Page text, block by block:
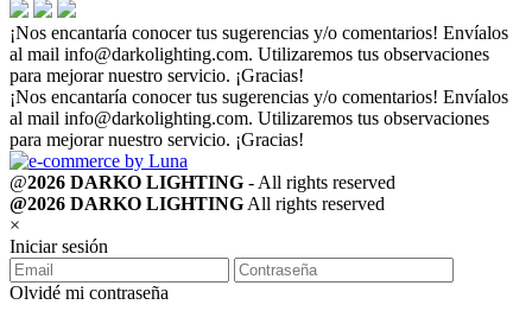
¡Nos encantaría conocer tus sugerencias y/o comentarios! Envíalos
al mail info@darkolighting.com. Utilizaremos tus observaciones
para mejorar nuestro servicio. ¡Gracias!
¡Nos encantaría conocer tus sugerencias y/o comentarios! Envíalos
al mail info@darkolighting.com. Utilizaremos tus observaciones
para mejorar nuestro servicio. ¡Gracias!
@2026 DARKO LIGHTING - All rights reserved
@2026 DARKO LIGHTINGAll rights reserved
×
Iniciar sesión
Olvidé mi contraseña